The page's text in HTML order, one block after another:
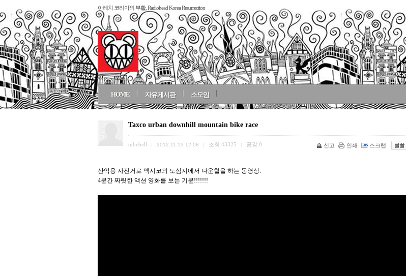
아레치 코리아의 부활, Radiohead Korea Resurrection
HOME 자유게시판 소모임
Taxco urban downhill mountain bike race
tubebell 2012.11.13 12:08 조회 43325 공감 0 신고 인쇄 스크랩
산악용 자전거로 멕시코의 도심지에서 다운힐을 하는 동영상.
4분간 짜릿한 액션 영화를 보는 기분!!!!!!!